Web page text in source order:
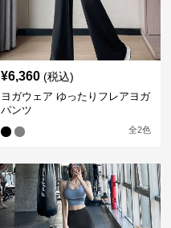
¥6,360 (税込)
ヨガウェア ゆったりフレアヨガ
パンツ
全2色